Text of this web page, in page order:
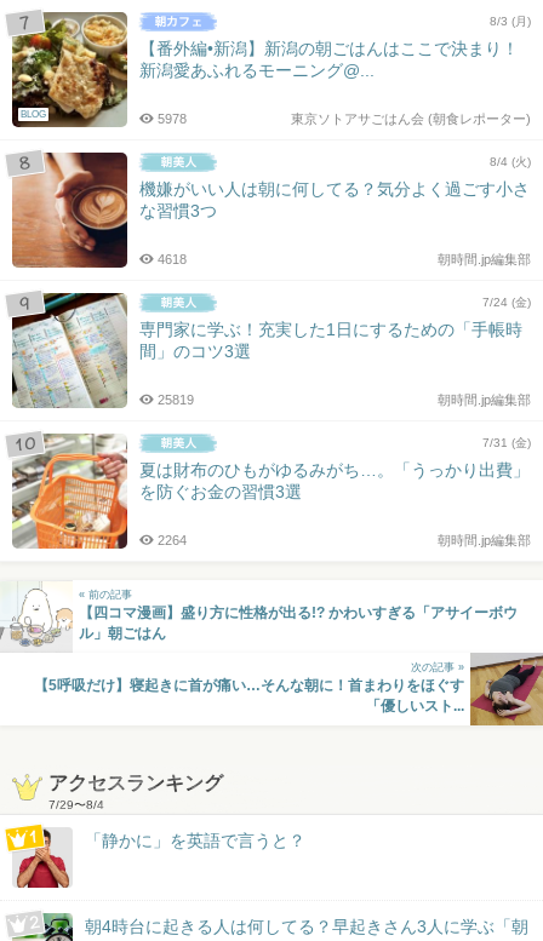
BLOG
8/3 (月)
【番外編•新潟】新潟の朝ごはんはここで決まり！
新潟愛あふれるモーニング@...
東京ソトアサごはん会 (朝食レポーター)
5978
8/4 (火)
機嫌がいい人は朝に何してる？気分よく過ごす小さ
な習慣3つ
朝時間.jp編集部
4618
7/24 (金)
専門家に学ぶ！充実した1日にするための「手帳時
間」のコツ3選
朝時間.jp編集部
25819
7/31 (金)
夏は財布のひもがゆるみがち…。「うっかり出費」
を防ぐお金の習慣3選
朝時間.jp編集部
2264
« 前の記事
【四コマ漫画】盛り方に性格が出る!? かわいすぎる「アサイーボウ
ル」朝ごはん
次の記事 »
【5呼吸だけ】寝起きに首が痛い…そんな朝に！首まわりをほぐす
「優しいスト...
アクセスランキング
7/29〜8/4
「静かに」を英語で言うと？
朝4時台に起きる人は何してる？早起きさん3人に学ぶ「朝